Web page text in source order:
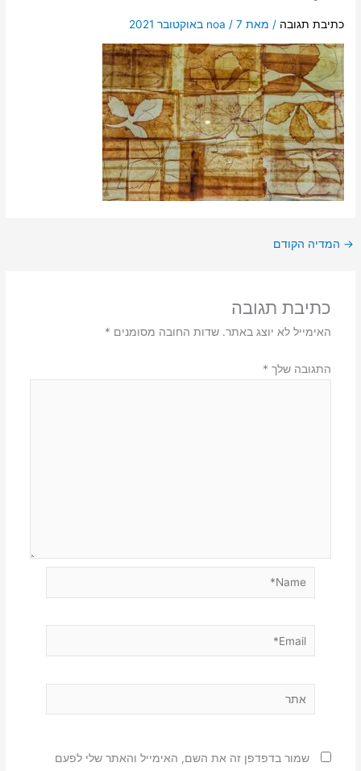
כתיבת תגובה / מאת noa / 7 באוקטובר 2021
→ המדיה הקודם
כתיבת תגובה
האימייל לא יוצג באתר. שדות החובה מסומנים *
התגובה שלך *
Email*
שמור בדפדפן זה את השם, האימייל והאתר שלי לפעם